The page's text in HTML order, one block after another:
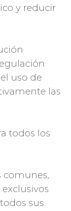
y reducir
uso de
las
todos los
comunes,
sus